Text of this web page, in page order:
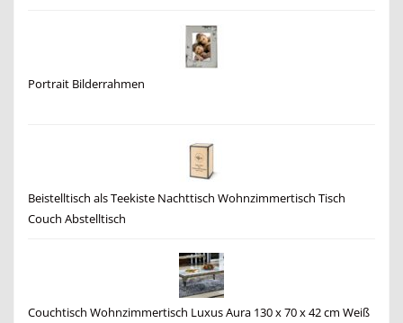
Portrait Bilderrahmen
Beistelltisch als Teekiste Nachttisch Wohnzimmertisch Tisch
Couch Abstelltisch
Couchtisch Wohnzimmertisch Luxus Aura 130 x 70 x 42 cm Weiß